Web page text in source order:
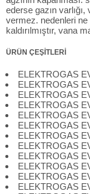
ederse gazın
vermez. nedenleri
kaldırılmıştır, vana
ÜRÜN ÇEŞİTLERİ
ELEKTROGAS
ELEKTROGAS
ELEKTROGAS
ELEKTROGAS
ELEKTROGAS
ELEKTROGAS
ELEKTROGAS
ELEKTROGAS
ELEKTROGAS
ELEKTROGAS
ELEKTROGAS
ELEKTROGAS